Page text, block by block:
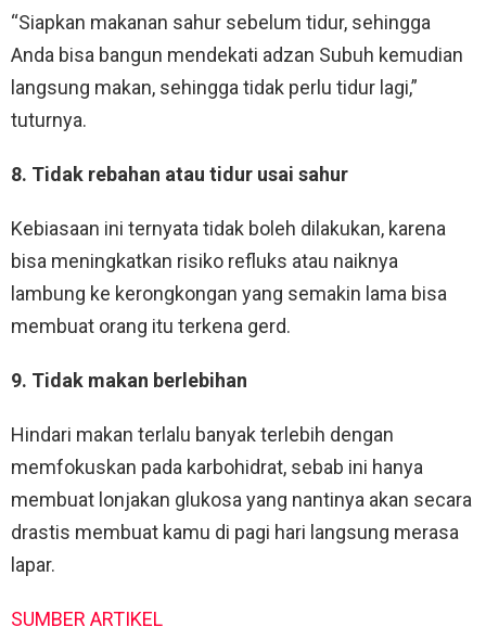
“Siapkan makanan sahur sebelum tidur, sehingga
Anda bisa bangun mendekati adzan Subuh kemudian
langsung makan, sehingga tidak perlu tidur lagi,”
tuturnya.
8. Tidak rebahan atau tidur usai sahur
Kebiasaan ini ternyata tidak boleh dilakukan, karena
bisa meningkatkan risiko refluks atau naiknya
lambung ke kerongkongan yang semakin lama bisa
membuat orang itu terkena gerd.
9. Tidak makan berlebihan
Hindari makan terlalu banyak terlebih dengan
memfokuskan pada karbohidrat, sebab ini hanya
membuat lonjakan glukosa yang nantinya akan secara
drastis membuat kamu di pagi hari langsung merasa
lapar.
SUMBER ARTIKEL